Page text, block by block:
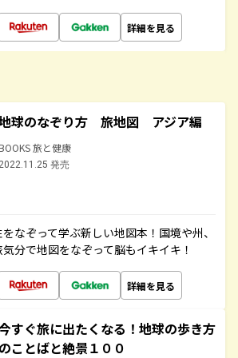
詳細を見る
球のなぞり方 旅地図 アジア編
旅と健康
2022.11.25 発売
なぞって学ぶ新しい地図本！国境や州、
分で地図をなぞって脳もイキイキ！
詳細を見る
すぐ旅に出たくなる！地球の歩き方
のことばと絶景１００